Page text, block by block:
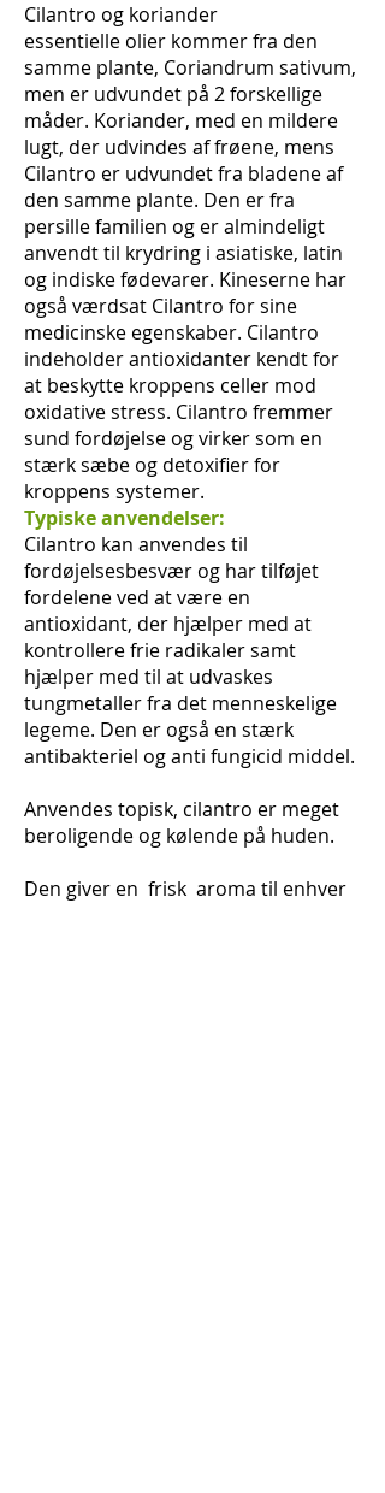
Cilantro og koriander
essentielle olier kommer fra den
samme plante, Coriandrum sativum,
men er udvundet på 2 forskellige
måder. Koriander, med en mildere
lugt, der udvindes af frøene, mens
Cilantro er udvundet fra bladene af
den samme plante. Den er fra
persille familien og er almindeligt
anvendt til krydring i asiatiske, latin
og indiske fødevarer. Kineserne har
også værdsat Cilantro for sine
medicinske egenskaber. Cilantro
indeholder antioxidanter kendt for
at beskytte kroppens celler mod
oxidative stress. Cilantro fremmer
sund fordøjelse og virker som en
stærk sæbe og detoxifier for
kroppens systemer.
Typiske anvendelser:
Cilantro kan anvendes til
fordøjelsesbesvær og har tilføjet
fordelene ved at være en
antioxidant, der hjælper med at
kontrollere frie radikaler samt
hjælper med til at udvaskes
tungmetaller fra det menneskelige
legeme. Den er også en stærk
antibakteriel og anti fungicid middel.
Anvendes topisk, cilantro er meget
beroligende og kølende på huden.
Den giver en frisk aroma til enhver